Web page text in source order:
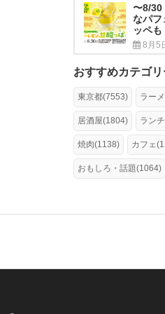
〜8/30
なパフ
ッペも
8月5
おすすめカテゴリ
東京都(7553) ラー
居酒屋(1804) ラン
焼肉(1138) カフェ
おもしろ・話題(1064)